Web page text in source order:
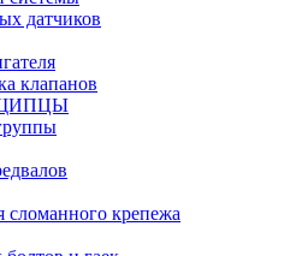
датчиков
клапанов
сломанного крепежа